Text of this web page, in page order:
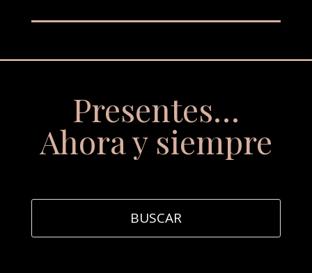
Presentes…
Ahora y siempre